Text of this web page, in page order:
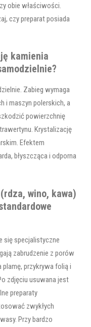
obie właściwości.
czy preparat posiada
kamienia
Zabieg wymaga
i maszyn polerskich, a
powierzchnię
Krystalizację
Efektem
błyszcząca i odporna
wino, kawa)
się specjalistyczne
zabrudzenie z porów
plamę, przykrywa folią i
zdjęciu usuwana jest
preparaty
zwykłych
Przy bardzo